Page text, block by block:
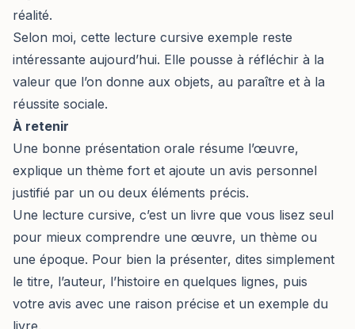
réalité.
Selon moi, cette lecture cursive exemple reste
intéressante aujourd’hui. Elle pousse à réfléchir à la
valeur que l’on donne aux objets, au paraître et à la
réussite sociale.
À retenir
Une bonne présentation orale résume l’œuvre,
explique un thème fort et ajoute un avis personnel
justifié par un ou deux éléments précis.
Une lecture cursive, c’est un livre que vous lisez seul
pour mieux comprendre une œuvre, un thème ou
une époque. Pour bien la présenter, dites simplement
le titre, l’auteur, l’histoire en quelques lignes, puis
votre avis avec une raison précise et un exemple du
livre.